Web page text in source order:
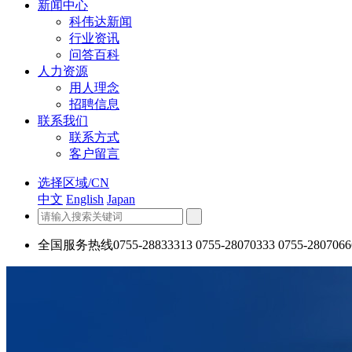
新闻中心
科伟达新闻
行业资讯
问答百科
人力资源
用人理念
招聘信息
联系我们
联系方式
客户留言
选择区域/CN
中文 English Japan
全国服务热线0755-28833313 0755-28070333 0755-